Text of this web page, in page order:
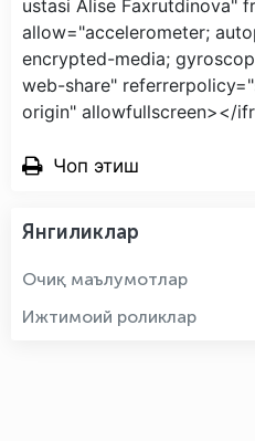
ustasi Alise Faxrutdinova"
allow="accelerometer;
encrypted-media;
web-share"
origin" allowfullscreen></
Чоп этиш
Янгиликлар
Очиқ маълумотлар
Ижтимоий роликлар